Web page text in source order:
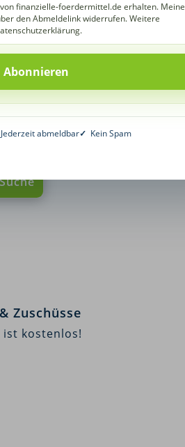
Zuschüsse
ist kostenlos!
finanzielle-foerdermittel.de erhalten. Meine
den Abmeldelink widerrufen. Weitere
Jederzeit abmeldbar✓ Kein Spam